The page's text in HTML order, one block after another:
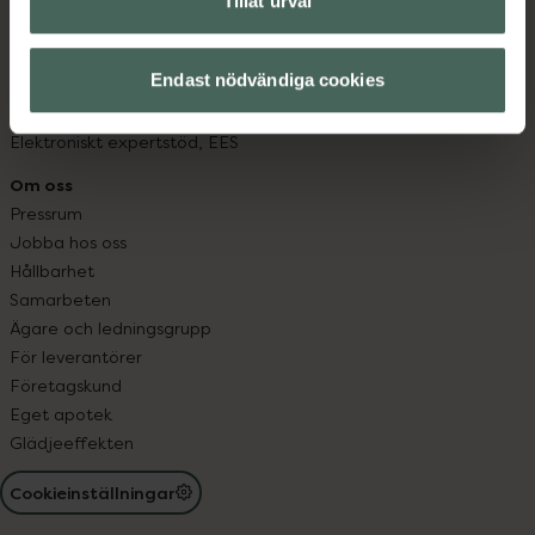
Endast nödvändiga cookies
Lämna in gammal medicin
Resa med läkemedel
Receptregistret
Elektroniskt expertstöd, EES
Om oss
Pressrum
Jobba hos oss
Hållbarhet
Samarbeten
Ägare och ledningsgrupp
För leverantörer
Företagskund
Eget apotek
Glädjeeffekten
Cookieinställningar